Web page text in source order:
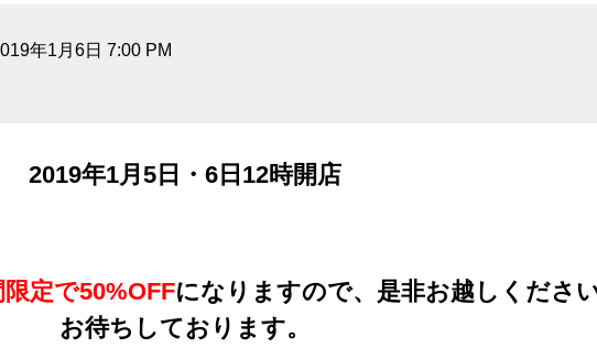
年1月6日 7:00 PM
2019年1月5日・6日12時開店
定で50%OFFになりますので、是非お越しくださ
お待ちしております。